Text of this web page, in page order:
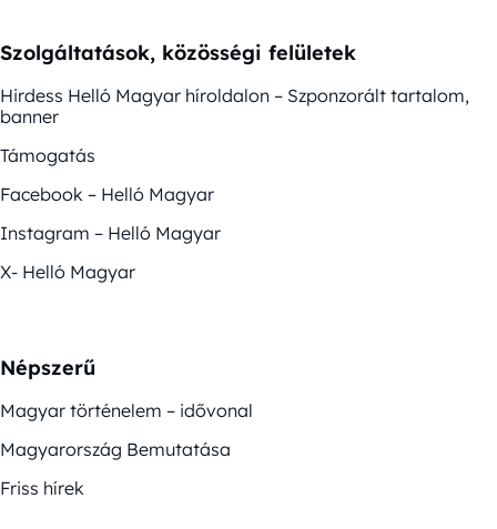
Szolgáltatások, közösségi felületek
Hirdess Helló Magyar híroldalon – Szponzorált tartalom,
banner
Támogatás
Facebook – Helló Magyar
Instagram – Helló Magyar
X- Helló Magyar
Népszerű
Magyar történelem – idővonal
Magyarország Bemutatása
Friss hírek